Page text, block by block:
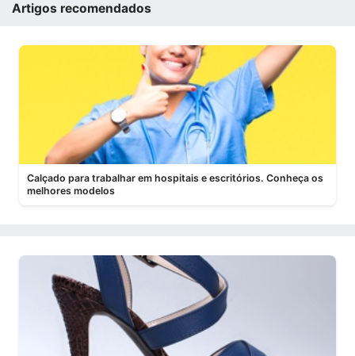
Artigos recomendados
Calçado para trabalhar em hospitais e escritórios. Conheça os
melhores modelos